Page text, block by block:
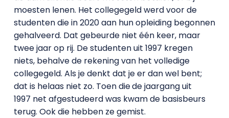
moesten lenen. Het collegegeld werd voor de
studenten die in 2020 aan hun opleiding begonnen
gehalveerd. Dat gebeurde niet één keer, maar
twee jaar op rij. De studenten uit 1997 kregen
niets, behalve de rekening van het volledige
collegegeld. Als je denkt dat je er dan wel bent;
dat is helaas niet zo. Toen diede jaargang uit
1997 net afgestudeerd was kwam de basisbeurs
terug. Ook die hebben ze gemist.